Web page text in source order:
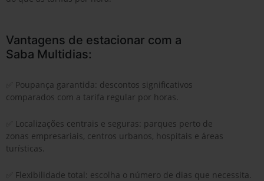
Vantagens de estacionar com a
Saba Multidias:
✅ Poupança garantida: descontos significativos
comparados com a tarifa regular por horas.
✅ Localizações centrais e seguras: parques perto de
zonas empresariais, centros urbanos, hospitais e áreas
turísticas.
✅ Flexibilidade total: escolha o número de dias que necessita.